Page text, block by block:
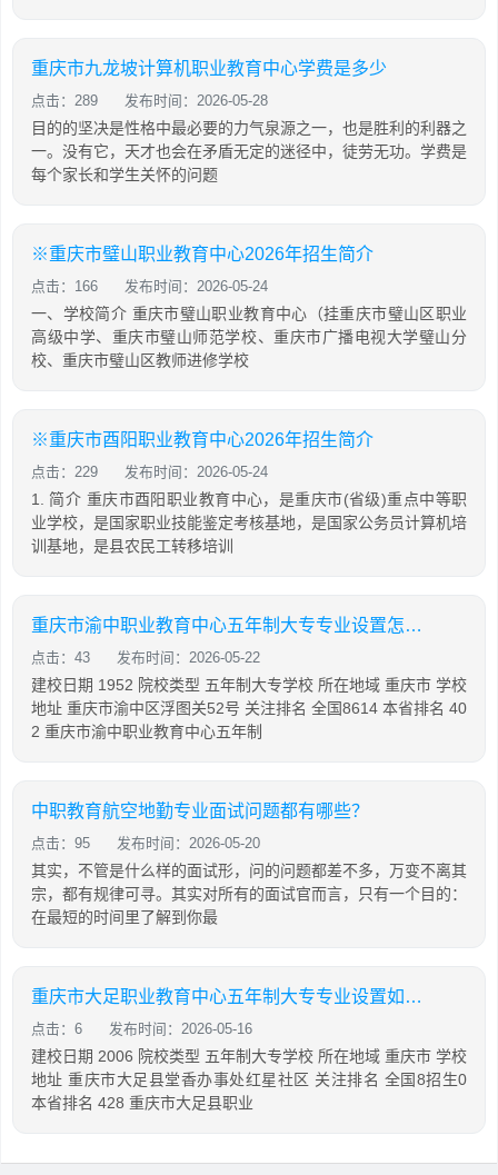
重庆市九龙坡计算机职业教育中心学费是多少
点击：289 发布时间：2026-05-28
目的的坚决是性格中最必要的力气泉源之一，也是胜利的利器之
一。没有它，天才也会在矛盾无定的迷径中，徒劳无功。学费是
每个家长和学生关怀的问题
※重庆市璧山职业教育中心2026年招生简介
点击：166 发布时间：2026-05-24
一、学校简介 重庆市璧山职业教育中心（挂重庆市璧山区职业
高级中学、重庆市璧山师范学校、重庆市广播电视大学璧山分
校、重庆市璧山区教师进修学校
※重庆市酉阳职业教育中心2026年招生简介
点击：229 发布时间：2026-05-24
1. 简介 重庆市酉阳职业教育中心，是重庆市(省级)重点中等职
业学校，是国家职业技能鉴定考核基地，是国家公务员计算机培
训基地，是县农民工转移培训
重庆市渝中职业教育中心五年制大专专业设置怎么样？
点击：43 发布时间：2026-05-22
建校日期 1952 院校类型 五年制大专学校 所在地域 重庆市 学校
地址 重庆市渝中区浮图关52号 关注排名 全国8614 本省排名 40
2 重庆市渝中职业教育中心五年制
中职教育航空地勤专业面试问题都有哪些？
点击：95 发布时间：2026-05-20
其实，不管是什么样的面试形，问的问题都差不多，万变不离其
宗，都有规律可寻。其实对所有的面试官而言，只有一个目的：
在最短的时间里了解到你最
重庆市大足职业教育中心五年制大专专业设置如何？
点击：6 发布时间：2026-05-16
建校日期 2006 院校类型 五年制大专学校 所在地域 重庆市 学校
地址 重庆市大足县堂香办事处红星社区 关注排名 全国8招生0
本省排名 428 重庆市大足县职业